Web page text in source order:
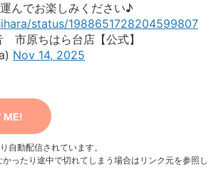
んでお楽しみください♪
status/1988651728204599807
原ちはら台店【公式】
Nov 14, 2025
ME!
自動配信されています。
ったり途中で切れてしまう場合はリンク元を参照し